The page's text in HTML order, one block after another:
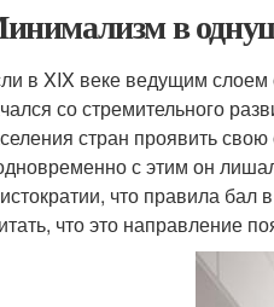
в
в XIX веке ведущим
со стремительного
стран проявить
с этим он
что правила
что это направление